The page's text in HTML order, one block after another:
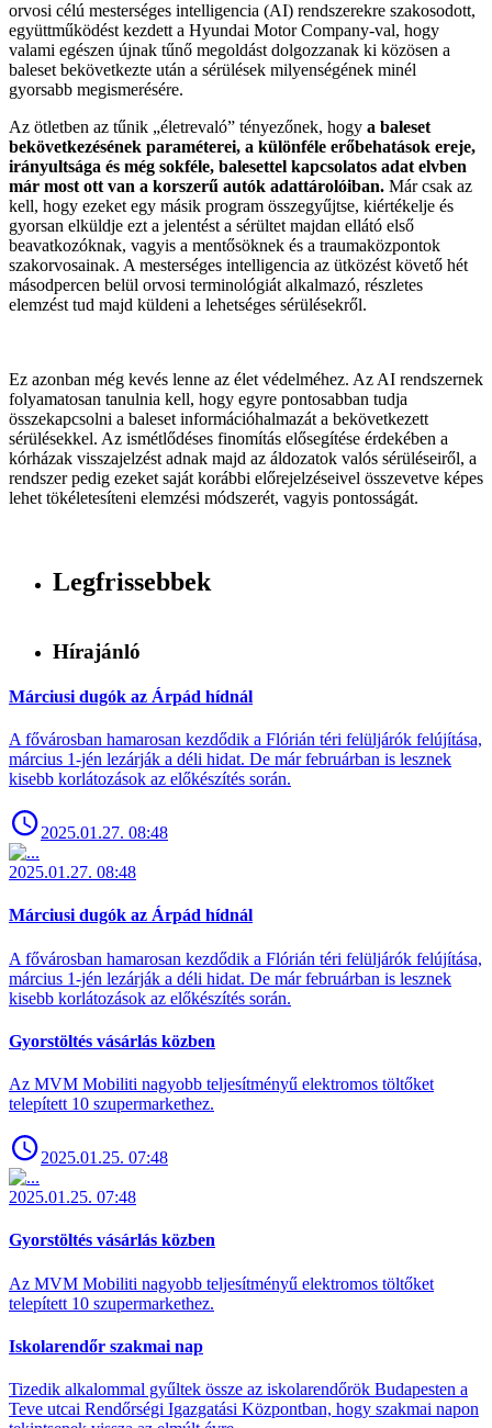
orvosi célú mesterséges intelligencia (AI) rendszerekre szakosodott,
együttműködést kezdett a Hyundai Motor Company-val, hogy
valami egészen újnak tűnő megoldást dolgozzanak ki közösen a
baleset bekövetkezte után a sérülések milyenségének minél
gyorsabb megismerésére.
Az ötletben az tűnik „életrevaló” tényezőnek, hogy a baleset
bekövetkezésének paraméterei, a különféle erőbehatások ereje,
irányultsága és még sokféle, balesettel kapcsolatos adat elvben
már most ott van a korszerű autók adattárolóiban. Már csak az
kell, hogy ezeket egy másik program összegyűjtse, kiértékelje és
gyorsan elküldje ezt a jelentést a sérültet majdan ellátó első
beavatkozóknak, vagyis a mentősöknek és a traumaközpontok
szakorvosainak. A mesterséges intelligencia az ütközést követő hét
másodpercen belül orvosi terminológiát alkalmazó, részletes
elemzést tud majd küldeni a lehetséges sérülésekről.
Ez azonban még kevés lenne az élet védelméhez. Az AI rendszernek
folyamatosan tanulnia kell, hogy egyre pontosabban tudja
összekapcsolni a baleset információhalmazát a bekövetkezett
sérülésekkel. Az ismétlődéses finomítás elősegítése érdekében a
kórházak visszajelzést adnak majd az áldozatok valós sérüléseiről, a
rendszer pedig ezeket saját korábbi előrejelzéseivel összevetve képes
lehet tökéletesíteni elemzési módszerét, vagyis pontosságát.
Legfrissebbek
Hírajánló
Márciusi dugók az Árpád hídnál
A fővárosban hamarosan kezdődik a Flórián téri felüljárók felújítása,
március 1-jén lezárják a déli hidat. De már februárban is lesznek
kisebb korlátozások az előkészítés során.
2025.01.27. 08:48
2025.01.27. 08:48
Márciusi dugók az Árpád hídnál
A fővárosban hamarosan kezdődik a Flórián téri felüljárók felújítása,
március 1-jén lezárják a déli hidat. De már februárban is lesznek
kisebb korlátozások az előkészítés során.
Gyorstöltés vásárlás közben
Az MVM Mobiliti nagyobb teljesítményű elektromos töltőket
telepített 10 szupermarkethez.
2025.01.25. 07:48
2025.01.25. 07:48
Gyorstöltés vásárlás közben
Az MVM Mobiliti nagyobb teljesítményű elektromos töltőket
telepített 10 szupermarkethez.
Iskolarendőr szakmai nap
Tizedik alkalommal gyűltek össze az iskolarendőrök Budapesten a
Teve utcai Rendőrségi Igazgatási Központban, hogy szakmai napon